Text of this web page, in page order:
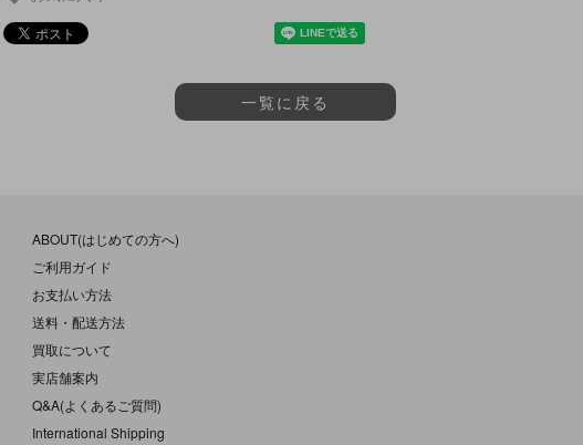
一覧に戻る
ABOUT(はじめての方へ)
ご利用ガイド
お支払い方法
送料・配送方法
買取について
実店舗案内
Q&A(よくあるご質問)
International Shipping